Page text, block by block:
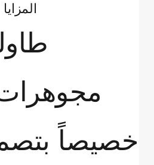
المزايا